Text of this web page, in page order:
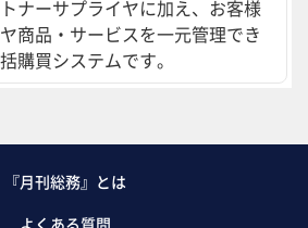
ナーサプライヤに加え、お客様
商品・サービスを一元管理でき
購買システムです。
『月刊総務』とは